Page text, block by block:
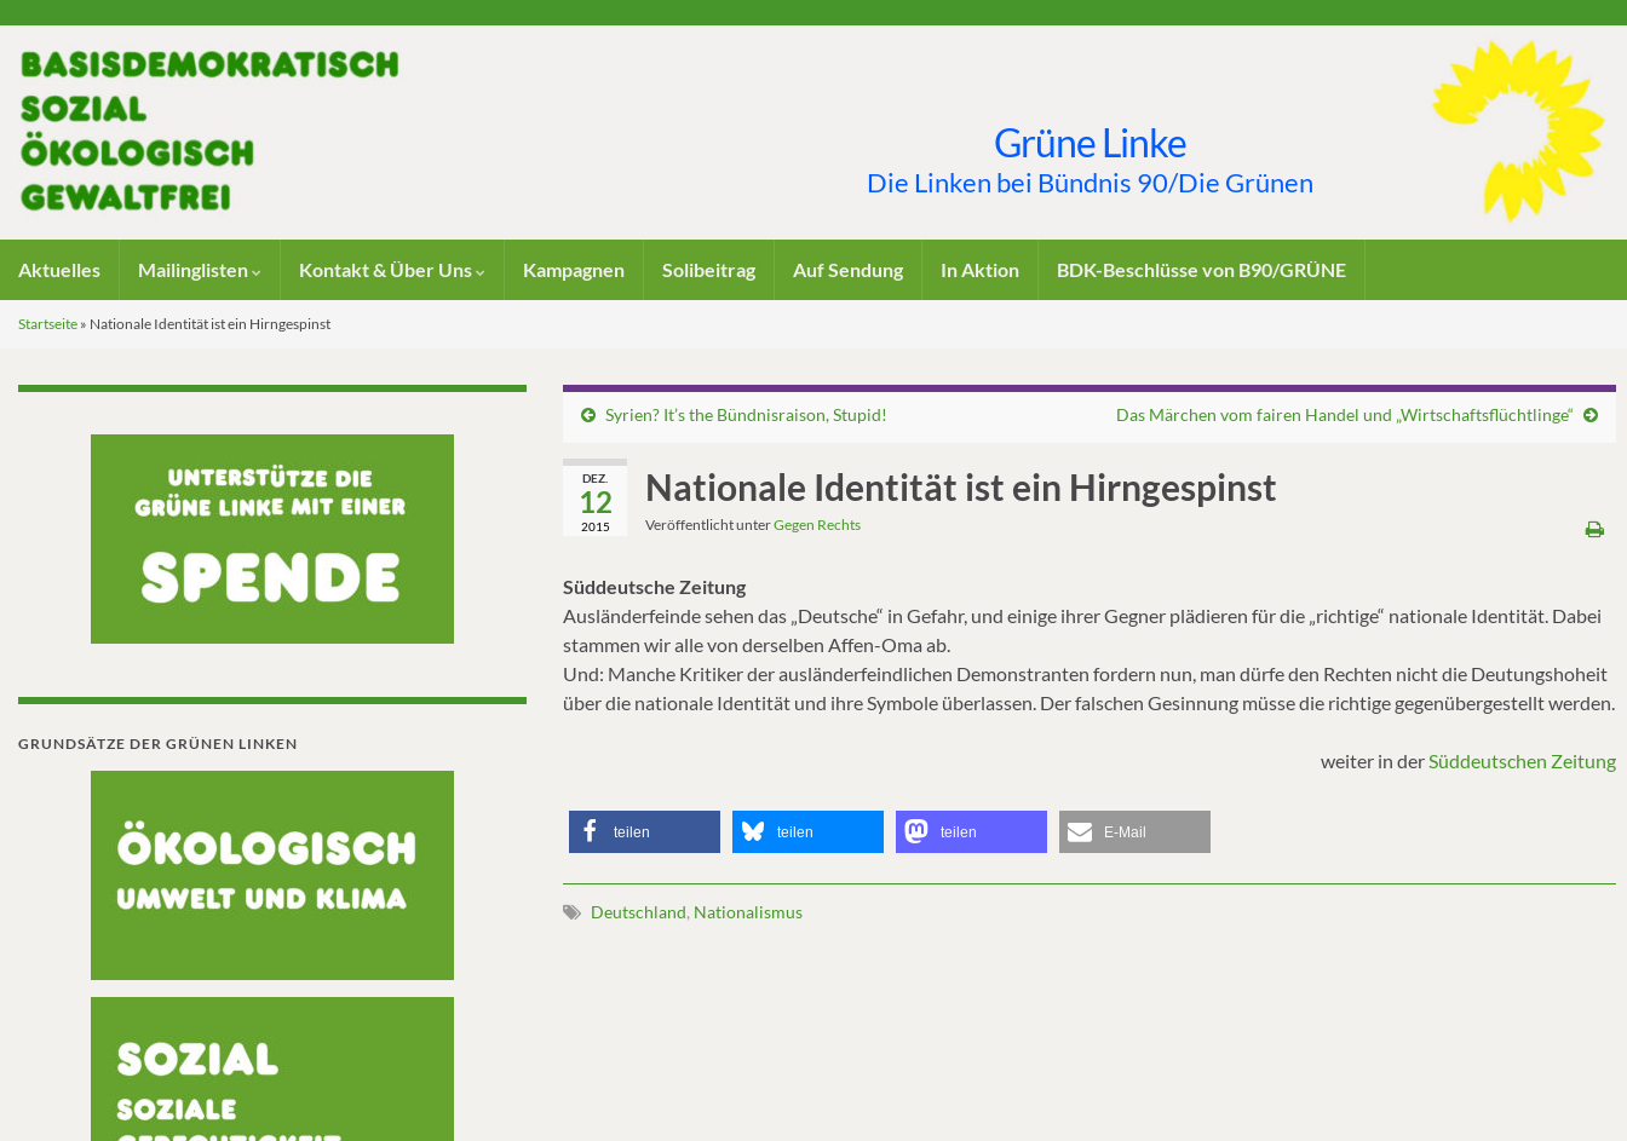
Grüne Linke
Die Linken bei Bündnis 90/Die Grünen
Aktuelles Mailinglisten Kontakt & Über Uns Kampagnen Solibeitrag Auf Sendung In Aktion BDK-Beschlüsse von B90/GRÜNE
Startseite » Nationale Identität ist ein Hirngespinst
Syrien? It’s the Bündnisraison, Stupid! Das Märchen vom fairen Handel und „Wirtschaftsflüchtlinge“
DEZ.
12
2015
Nationale Identität ist ein Hirngespinst
Veröffentlicht unterGegen Rechts
Süddeutsche Zeitung
Ausländerfeinde sehen das „Deutsche“ in Gefahr, und einige ihrer Gegner plädieren für die „richtige“ nationale Identität. Dabei
stammen wir alle von derselben Affen-Oma ab.
Und: Manche Kritiker der ausländerfeindlichen Demonstranten fordern nun, man dürfe den Rechten nicht die Deutungshoheit
über die nationale Identität und ihre Symbole überlassen. Der falschen Gesinnung müsse die richtige gegenübergestellt werden.
weiter in der Süddeutschen Zeitung
teilen teilen teilen E-Mail
Deutschland, Nationalismus
GRUNDSÄTZE DER GRÜNEN LINKEN